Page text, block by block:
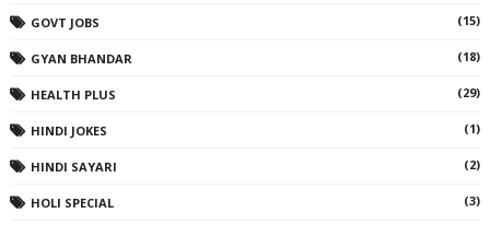
GOVT JOBS (15)
GYAN BHANDAR (18)
HEALTH PLUS (29)
HINDI JOKES (1)
HINDI SAYARI (2)
HOLI SPECIAL (3)